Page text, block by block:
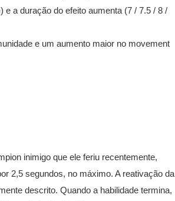
e a duração do efeito aumenta (7 / 7.5 / 8 /
e um aumento maior no movement
inimigo que ele feriu recentemente,
2,5 segundos, no máximo. A reativação da
descrito. Quando a habilidade termina,